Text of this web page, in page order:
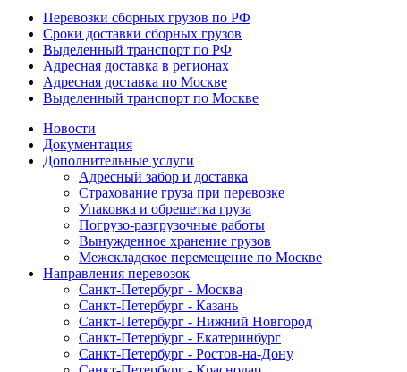
Перевозки сборных грузов по РФ
Сроки доставки сборных грузов
Выделенный транспорт по РФ
Адресная доставка в регионах
Адресная доставка по Москве
Выделенный транспорт по Москве
Новости
Документация
Дополнительные услуги
Адресный забор и доставка
Страхование груза при перевозке
Упаковка и обрешетка груза
Погрузо-разгрузочные работы
Вынужденное хранение грузов
Межскладское перемещение по Москве
Направления перевозок
Санкт-Петербург - Москва
Санкт-Петербург - Казань
Санкт-Петербург - Нижний Новгород
Санкт-Петербург - Екатеринбург
Санкт-Петербург - Ростов-на-Дону